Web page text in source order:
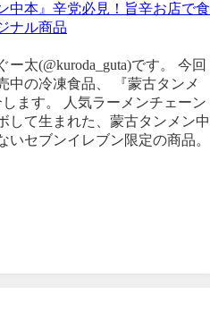
中本』辛党必見！旨辛お店で食
ナル商品
太(@kuroda_guta)です。 今回
中の冷凍食品、 『蒙古タンメ
ます。 人気ラーメンチェーン
して生まれた、蒙古タンメン中
セブンイレブン限定の商品。